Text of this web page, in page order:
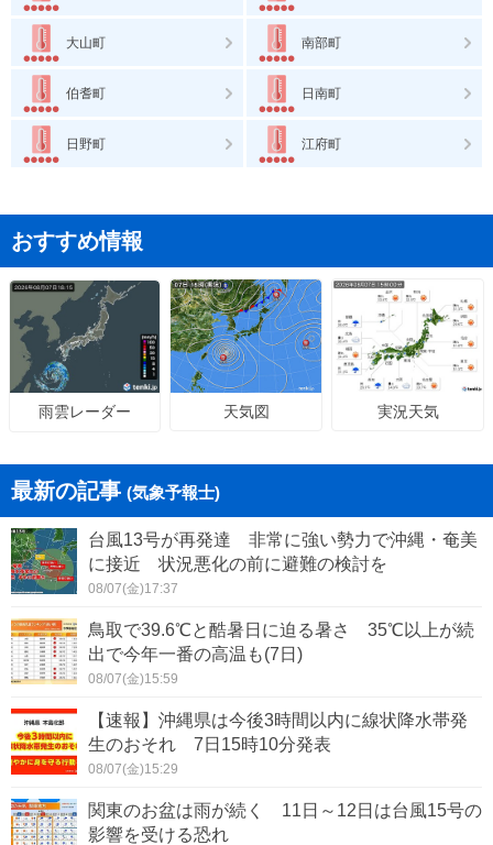
大山町 南部町
伯耆町 日南町
日野町 江府町
おすすめ情報
雨雲レーダー 天気図 実況天気
最新の記事 (気象予報士)
台風13号が再発達 非常に強い勢力で沖縄・奄美
に接近 状況悪化の前に避難の検討を
08/07(金)17:37
鳥取で39.6℃と酷暑日に迫る暑さ 35℃以上が続
出で今年一番の高温も(7日)
08/07(金)15:59
【速報】沖縄県は今後3時間以内に線状降水帯発
生のおそれ 7日15時10分発表
08/07(金)15:29
関東のお盆は雨が続く 11日～12日は台風15号の
影響を受ける恐れ